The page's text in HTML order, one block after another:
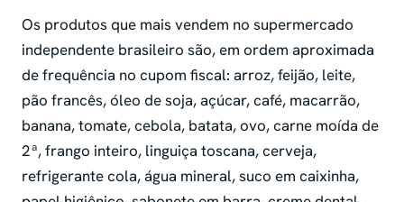
Os produtos que mais vendem no supermercado
independente brasileiro são, em ordem aproximada
de frequência no cupom fiscal: arroz, feijão, leite,
pão francês, óleo de soja, açúcar, café, macarrão,
banana, tomate, cebola, batata, ovo, carne moída de
2ª, frango inteiro, linguiça toscana, cerveja,
refrigerante cola, água mineral, suco em caixinha,